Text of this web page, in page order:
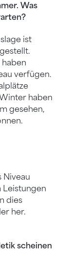
Was
ist
verfügen.
haben
gesehen,
Niveau
Leistungen
dies
her.
scheinen